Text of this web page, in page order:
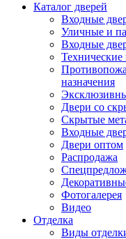
Каталог дверей
Входные
Уличные и
Входные
назначения
Двери со
Скрытые
Входные
Двери оптом
Распродажа
Фотогалерея
Видео
Отделка
Виды